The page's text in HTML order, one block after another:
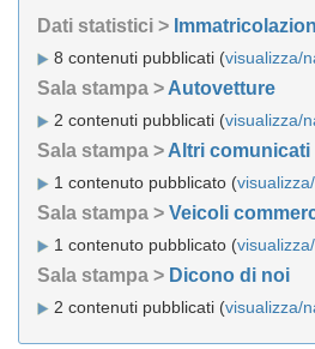
Dati statistici >
8 contenuti pubblicati (visualizza/
Sala stampa > Autovetture
2 contenuti pubblicati (visualizza/
Sala stampa > Altri comunicati
1 contenuto pubblicato (
Sala stampa > Veicoli
1 contenuto pubblicato (
Sala stampa > Dicono di noi
2 contenuti pubblicati (visualizza/